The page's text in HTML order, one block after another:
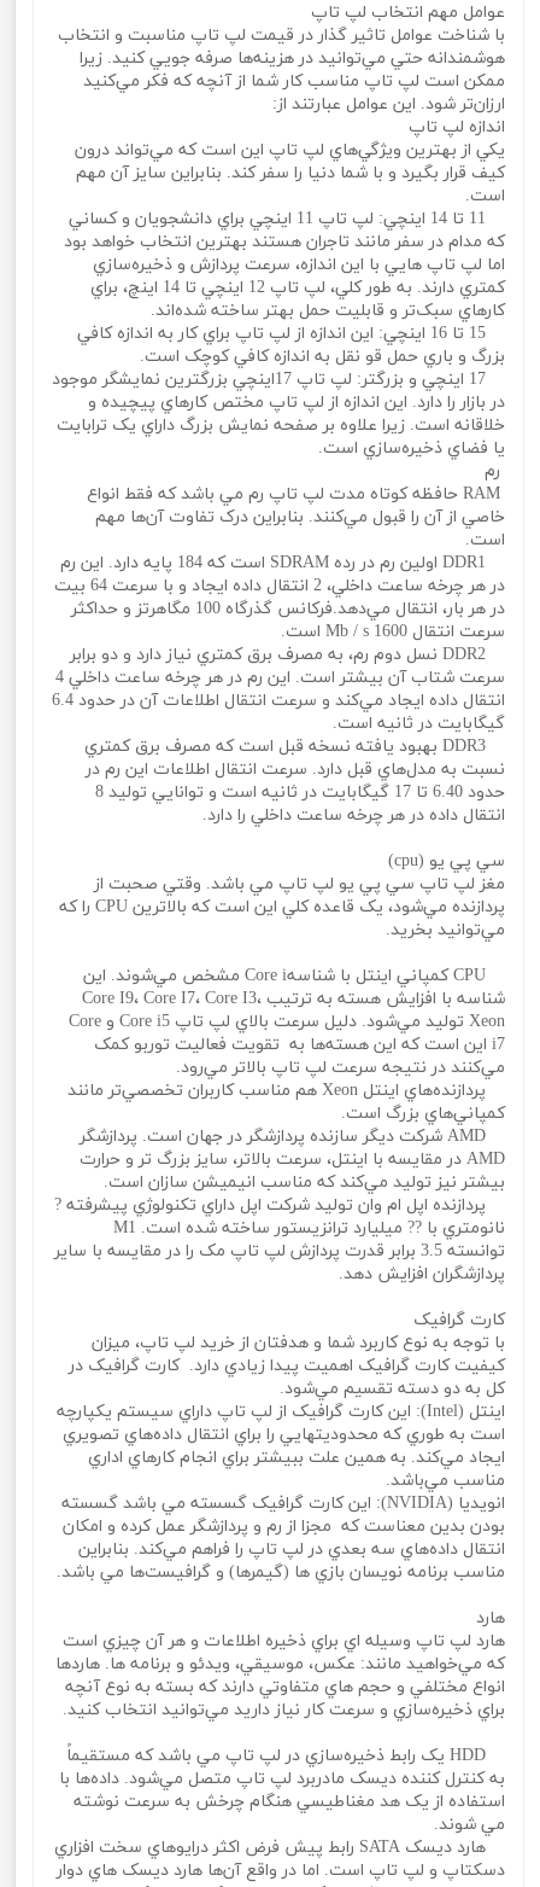
عوامل مهم انتخاب لپ تاپ
با شناخت عوامل تاثير گذار در قيمت لپ تاپ مناسبت و انتخاب
هوشمندانه حتي مي‌توانيد در هزينه‌ها صرفه جويي کنيد. زيرا
ممکن است لپ تاپ مناسب کار شما از آنچه که فکر مي‌کنيد
ارزان‌تر شود. اين عوامل عبارتند از:
اندازه لپ تاپ
يکي از بهترين ويژگي‌هاي لپ تاپ اين است که مي‌تواند درون
کيف قرار بگيرد و با شما دنيا را سفر کند. بنابراين سايز آن مهم
است.
11 تا 14 اينچي: لپ تاپ 11 اينچي براي دانشجويان و کساني
که مدام در سفر مانند تاجران هستند بهترين انتخاب خواهد بود
اما لپ تاپ هايي با اين اندازه، سرعت پردازش و ذخيره‌سازي
کمتري دارند. به طور کلي، لپ تاپ 12 اينچي تا 14 اينچ، براي
کارهاي سبک‌تر و قابليت حمل بهتر ساخته شده‌اند.
15 تا 16 اينچي: اين اندازه از لپ تاپ براي کار به اندازه کافي
بزرگ و باري حمل‌ قو‌ نقل به اندازه کافي کوچک است.
17 اينچي و بزرگتر: لپ تاپ 17اينچي بزرگترين نمايشگر موجود
در بازار را دارد. اين اندازه از لپ تاپ مختص کارهاي پيچيده و
خلاقانه است. زيرا علاوه بر صفحه نمايش بزرگ داراي يک ترابايت
يا فضاي ذخيره‌سازي است.
رم
RAM حافظه کوتاه مدت لپ تاپ رم مي باشد که فقط انواع
خاصي از آن را قبول مي‌کنند. بنابراين درک تفاوت آن‌ها مهم
است.
DDR1 اولين رم در رده SDRAM است که 184 پايه دارد. اين رم
در هر چرخه ساعت داخلي، 2 انتقال داده ايجاد و با سرعت 64 بيت
در هر بار، انتقال مي‌دهد.فرکانس گذرگاه 100 مگاهرتز و حداکثر
سرعت انتقال 1600 Mb / s است.
DDR2 نسل دوم رم، به مصرف برق کمتري نياز دارد و دو برابر
سرعت شتاب آن بيشتر است. اين رم در هر چرخه ساعت داخلي 4
انتقال داده ايجاد مي‌کند و سرعت انتقال اطلاعات آن در حدود 6.4
گيگابايت در ثانيه است.
DDR3 بهبود يافته نسخه قبل است که مصرف برق کمتري
نسبت به مدل‌هاي قبل دارد. سرعت انتقال اطلاعات اين رم در
حدود 6.40 تا 17 گيگابايت در ثانيه است و توانايي توليد 8
انتقال داده در هر چرخه ساعت داخلي را دارد.
سي پي يو (cpu)
مغز لپ تاپ سي پي يو لپ تاپ مي باشد. وقتي صحبت از
پردازنده مي‌شود، يک قاعده کلي اين است که بالاترين CPU را که
مي‌توانيد بخريد.
CPU کمپاني اينتل با شناسهCore i مشخص مي‌شوند. اين
شناسه با افزايش هسته به ترتيب Core I9، Core I7، Core I3،
Xeon توليد مي‌شود. دليل سرعت بالاي لپ تاپ Core i5 و Core
i7 اين است که اين هسته‌ها به تقويت فعاليت توربو کمک
مي‌کنند در نتيجه سرعت لپ تاپ بالاتر مي‌رود.
پردازنده‌هاي اينتل Xeon هم مناسب کاربران تخصصي‌تر مانند
کمپاني‌هاي بزرگ است.
AMD شرکت ديگر سازنده پردازشگر در جهان است. پردازشگر
AMD در مقايسه با اينتل، سرعت بالاتر، سايز بزرگ تر و حرارت
بيشتر نيز توليد مي‌کند که مناسب انيميشن سازان است.
پردازنده اپل ام وان توليد شرکت اپل داراي تکنولوژي پيشرفته ?
نانومتري با ?? ميليارد ترانزيستور ساخته شده است. M1
توانسته 3.5 برابر قدرت پردازش لپ تاپ مک را در مقايسه با ساير
پردازشگران افزايش دهد.
کارت گرافيک
با توجه به نوع کاربرد شما و هدفتان از خريد لپ تاپ، ميزان
کيفيت کارت گرافيک اهميت پيدا زيادي دارد. کارت گرافيک در
کل به دو دسته تقسيم مي‌شود.
اينتل (Intel): اين کارت گرافيک از لپ تاپ داراي سيستم يکپارچه
است به طوري که محدوديتهايي را براي انتقال داده‌هاي تصويري
ايجاد مي‌کند. به همين علت ببيشتر براي انجام کارهاي اداري
مناسب مي‌باشد.
انويديا (NVIDIA): اين کارت گرافيک گسسته مي باشد گسسته
بودن بدين معناست که مجزا از رم و پردازشگر عمل کرده و امکان
انتقال داده‌هاي سه بعدي در لپ تاپ را فراهم مي‌کند. بنابراين
مناسب برنامه نويسان بازي ها (گيمرها) و گرافيست‌ها مي باشد.
هارد
هارد لپ تاپ وسيله اي براي ذخيره اطلاعات و هر آن چيزي است
که مي‌خواهيد مانند: عکس، موسيقي، ويدئو و برنامه ها. هاردها
انواع مختلفي و حجم هاي متفاوتي دارند که بسته به نوع آنچه
براي ذخيره‌سازي و سرعت کار نياز داريد مي‌توانيد انتخاب کنيد.
HDD يک رابط ذخيره‌سازي در لپ تاپ مي باشد که مستقيماً
به کنترل کننده ديسک مادربرد لپ تاپ متصل مي‌شود. داده‌ها با
استفاده از يک هد مغناطيسي هنگام چرخش به سرعت نوشته
مي‌ شوند.
هارد ديسک SATA رابط پيش فرض اکثر درايوهاي سخت افزاري
دسکتاپ و لپ تاپ است. اما در واقع آن‌ها هارد ديسک‌ هاي دوار